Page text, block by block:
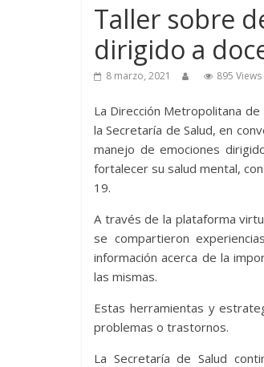
Taller sobre
dirigido a
8 marzo, 2021 895 Views
La Dirección Metropolitana de
la Secretaría de Salud, en
manejo de emociones
fortalecer su salud mental,
19.
A través de la plataforma
se compartieron
información acerca de la
las mismas.
Estas herramientas y
problemas o trastornos.
La Secretaría de Salud